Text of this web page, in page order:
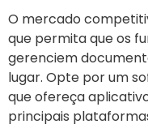
O mercado
que permita que os
gerenciem
lugar. Opte por um
que ofereça
principais